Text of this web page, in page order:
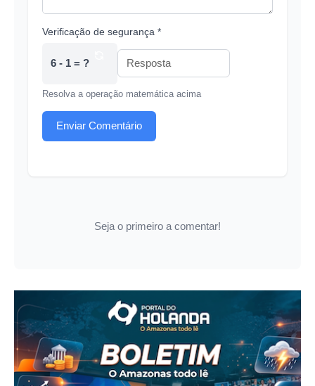
Verificação de segurança *
6 - 1 = ?
Resolva a operação matemática acima
Enviar Comentário
Seja o primeiro a comentar!